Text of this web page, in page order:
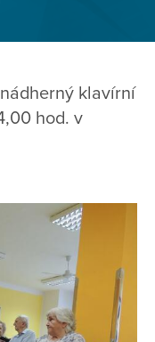
klavírní
hod. v